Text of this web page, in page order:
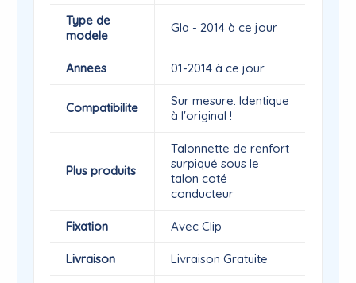
Type de
modele
Gla - 2014 à ce jour
Annees 01-2014 à ce jour
Compatibilite
Sur mesure. Identique
à l'original !
Plus produits
Talonnette de renfort
surpiqué sous le
talon coté
conducteur
Fixation Avec Clip
Livraison Livraison Gratuite